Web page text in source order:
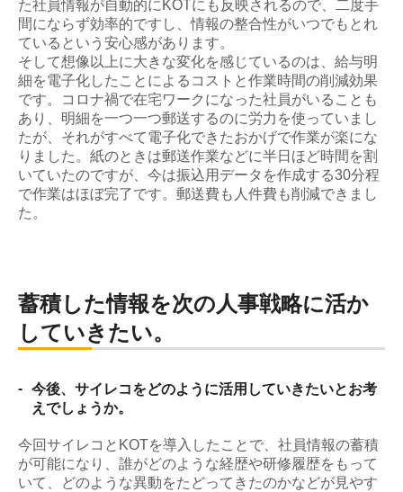
た社員情報が自動的にKOTにも反映されるので、二度手
間にならず効率的ですし、情報の整合性がいつでもとれ
ているという安心感があります。
そして想像以上に大きな変化を感じているのは、給与明
細を電子化したことによるコストと作業時間の削減効果
です。コロナ禍で在宅ワークになった社員がいることも
あり、明細を一つ一つ郵送するのに労力を使っていまし
たが、それがすべて電子化できたおかげで作業が楽にな
りました。紙のときは郵送作業などに半日ほど時間を割
いていたのですが、今は振込用データを作成する30分程
で作業はほぼ完了です。郵送費も人件費も削減できまし
た。
蓄積した情報を次の人事戦略に活か
していきたい。
- 今後、サイレコをどのように活用していきたいとお考
えでしょうか。
今回サイレコとKOTを導入したことで、社員情報の蓄積
が可能になり、誰がどのような経歴や研修履歴をもって
いて、どのような異動をたどってきたのかなどが見やす